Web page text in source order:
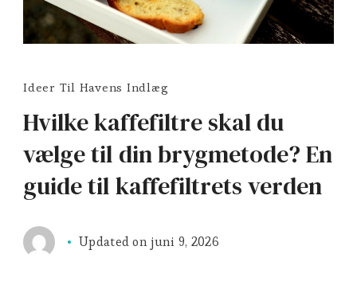
Ideer Til Havens Indlæg
Hvilke kaffefiltre skal du
vælge til din brygmetode? En
guide til kaffefiltrets verden
Updated on juni 9, 2026